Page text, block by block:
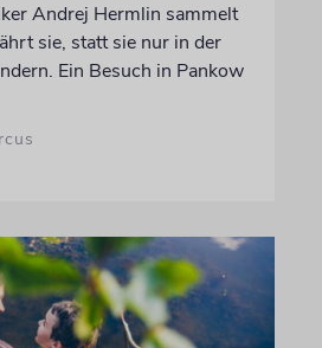
Andrej Hermlin sammelt
sie, statt sie nur in der
Ein Besuch in Pankow